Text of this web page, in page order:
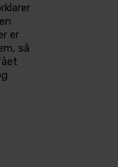
er
så